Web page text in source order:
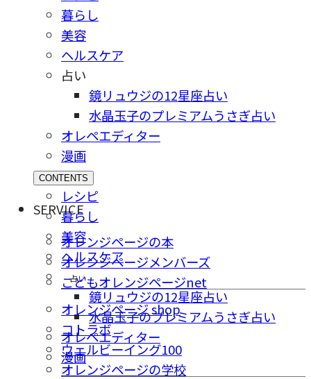
暮らし
美容
ヘルスケア
占い
鏡リュウジの12星座占い
水晶玉子のプレミアムうさぎ占い
オレペエディター
漫画
CONTENTS
レシピ
暮らし
美容
ヘルスケア
占い
鏡リュウジの12星座占い
水晶玉子のプレミアムうさぎ占い
オレペエディター
漫画
SERVICE
オレンジページの本
オレンジページメンバーズ
こどもオレンジページnet
オレンジページ shop
コトラボ
ウェルビーイング100
オレンジページの学校